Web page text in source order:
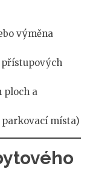
výměna
ploch a
místa)